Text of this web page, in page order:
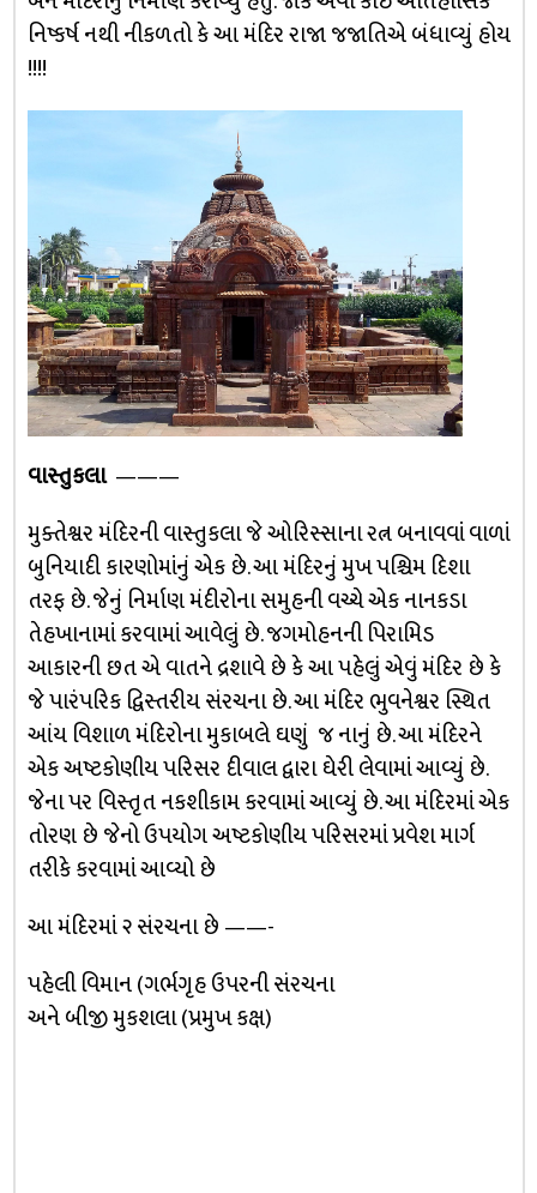
નિષ્કર્ષ નથી નીકળતો કે આ મંદિર રાજા જજાતિએ બંધાવ્યું હોય
!!!!
વાસ્તુકલા———
મુક્તેશ્વર મંદિરની વાસ્તુકલા જે ઓરિસ્સાના રત્ન બનાવવાં વાળાં
બુનિયાદી કારણોમાંનું એક છે. આ મંદિરનું મુખ પશ્ચિમ દિશા
તરફ છે. જેનું નિર્માણ મંદીરોના સમુહની વચ્ચે એક નાનકડા
તેહખાનામાં કરવામાં આવેલું છે. જગમોહનની પિરામિડ
આકારની છત એ વાતને દ્રશાવે છે કે આ પહેલું એવું મંદિર છે કે
જે પારંપરિક દ્વિસ્તરીય સંરચના છે. આ મંદિર ભુવનેશ્વર સ્થિત
આંય વિશાળ મંદિરોના મુકાબલે ઘણું જ નાનું છે. આ મંદિરને
એક અષ્ટકોણીય પરિસર દીવાલ દ્વારા ઘેરી લેવામાં આવ્યું છે.
જેના પર વિસ્તૃત નકશીકામ કરવામાં આવ્યું છે. આ મંદિરમાં એક
તોરણ છે જેનો ઉપયોગ અષ્ટકોણીય પરિસરમાં પ્રવેશ માર્ગ
તરીકે કરવામાં આવ્યો છે
આ મંદિરમાં ૨ સંરચના છે ——-
પહેલી વિમાન (ગર્ભગૃહ ઉપરની સંરચના
અને બીજી મુકશલા (પ્રમુખ કક્ષ)